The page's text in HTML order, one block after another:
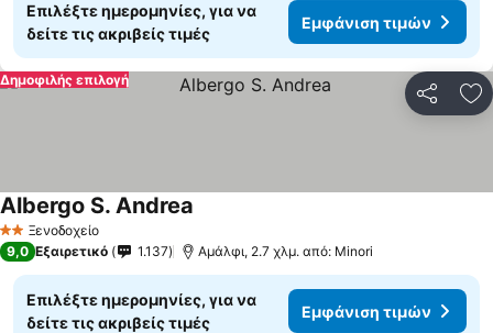
Επιλέξτε ημερομηνίες, για να
δείτε τις ακριβείς τιμές
Εμφάνιση τιμών
Δημοφιλής επιλογή
2 ΑστέριαΞενοδοχείο
Albergo S. Andrea
9,0 Εξαιρετικό 1.137 Αμάλφι, 2.7 χλμ. από: Minori
Επιλέξτε ημερομηνίες, για να
δείτε τις ακριβείς τιμές
Εμφάνιση τιμών